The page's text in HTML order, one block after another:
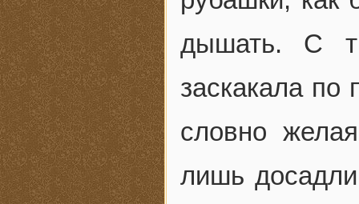
дышать. С
заскакала по
словно
лишь